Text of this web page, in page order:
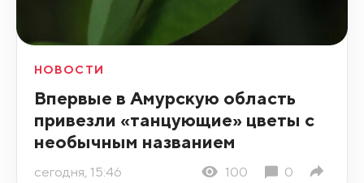
НОВОСТИ
Впервые в Амурскую область
привезли «танцующие» цветы с
необычным названием
сегодня, 15:46 100 0